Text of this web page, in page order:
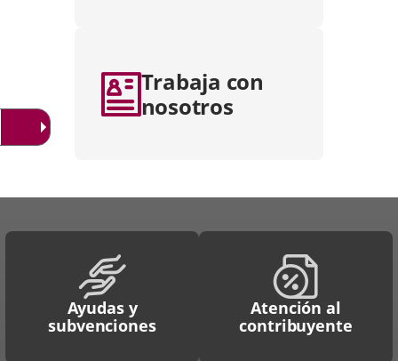
Trabaja con
nosotros
Ayudas y
subvenciones
Atención al
contribuyente